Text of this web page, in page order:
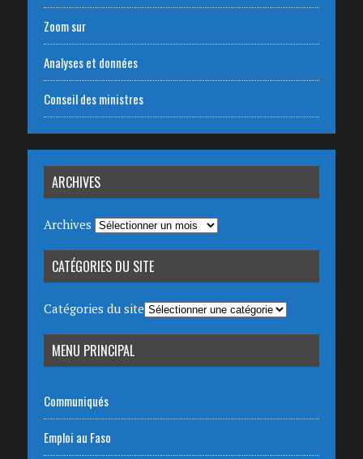
Zoom sur
Analyses et données
Conseil des ministres
ARCHIVES
Archives
CATÉGORIES DU SITE
Catégories du site
MENU PRINCIPAL
Communiqués
Emploi au Faso